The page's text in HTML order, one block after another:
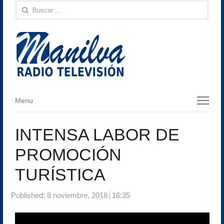
Buscar:
Menu
Menu
INTENSA LABOR DE
PROMOCIÓN
TURÍSTICA
Published: 8 noviembre, 2018 16:35